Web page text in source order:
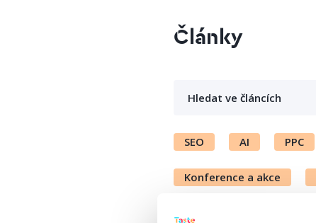
Články
SEO AI PPC
Konference a akce